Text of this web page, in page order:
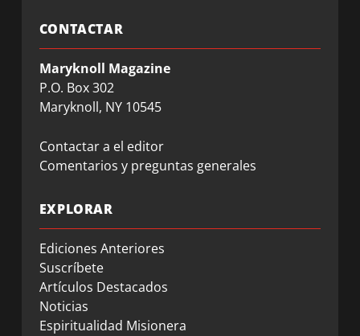
CONTACTAR
Maryknoll Magazine
P.O. Box 302
Maryknoll, NY 10545
Contactar a el editor
Comentarios y preguntas generales
EXPLORAR
Ediciones Anteriores
Suscríbete
Artículos Destacados
Noticias
Espiritualidad Misionera